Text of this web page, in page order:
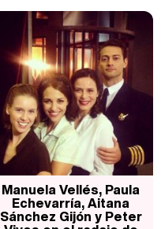
Manuela Vellés, Paula
Echevarría, Aitana
Sánchez Gijón y Peter